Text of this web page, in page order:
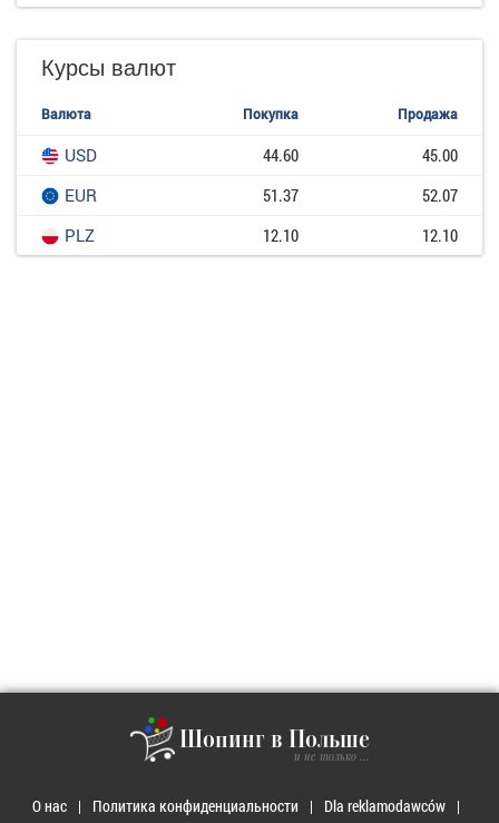
Курсы валют
Валюта Покупка Продажа
USD 44.60
45.00
EUR
51.37
52.07
PLZ
12.10 12.10
Шопинг в Польше
и не только ...
О нас Политика конфиденциальности
Dla reklamodawców